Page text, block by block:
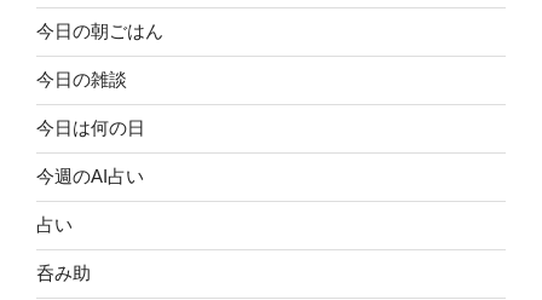
今日の朝ごはん
今日の雑談
今日は何の日
今週のAI占い
占い
呑み助